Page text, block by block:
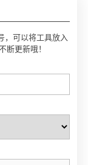
，可以将工具放入
断更新哦！